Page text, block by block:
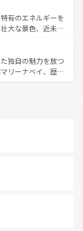
ーヒーなどは、ぜ
もあたたかい人々
れられない旅にな
マイなどの山岳地
トやクラビの美し
できる。タイ料理
にも異なる楽しみ
、仏教を中心とし
る旅人を魅了し続
有のエネルギーを
大な景色、近未来
スポットが密集し
魅力。息をのむよ
存分に楽しみ尽く
独自の魅力を放つ
リーナベイ、歴史
外せないスポット